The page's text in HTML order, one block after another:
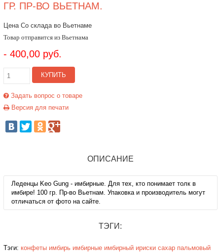
ГР. ПР-ВО ВЬЕТНАМ.
Цена Со склада во Вьетнаме
Товар отправится из Вьетнама
- 400,00 руб.
КУПИТЬ
Задать вопрос о товаре
Версия для печати
ОПИСАНИЕ
Леденцы Keo Gung - имбирные. Для тех, кто понимает толк в
имбире! 100 гр. Пр-во Вьетнам. Упаковка и производитель могут
отличаться от фото на сайте.
ТЭГИ:
Тэги: конфеты имбирь имбирные имбирный ириски сахар пальмовый